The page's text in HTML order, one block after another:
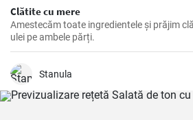
Clătite cu mere
Amestecăm toate ingredientele și prăjim
ulei pe ambele părți.
Stanula